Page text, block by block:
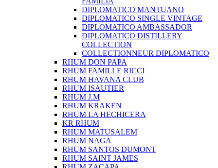
DIPLOMATICO MANTUANO
DIPLOMATICO SINGLE VINTAGE
DIPLOMATICO AMBASSADOR
DIPLOMATICO DISTILLERY
COLLECTION
COLLECTIONNEUR DIPLOMATICO
RHUM DON PAPA
RHUM FAMILLE RICCI
RHUM HAVANA CLUB
RHUM ISAUTIER
RHUM J.M
RHUM KRAKEN
RHUM LA HECHICERA
KR RHUM
RHUM MATUSALEM
RHUM NAGA
RHUM SANTOS DUMONT
RHUM SAINT JAMES